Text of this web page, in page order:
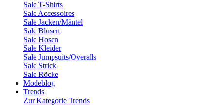
Sale T-Shirts
Sale Accessoires
Sale Jacken/Mäntel
Sale Blusen
Sale Hosen
Sale Kleider
Sale Jumpsuits/Overalls
Sale Strick
Sale Röcke
Modeblog
Trends
Zur Kategorie Trends